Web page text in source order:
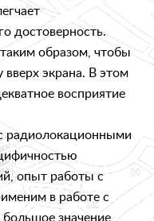
достоверность.
образом, чтобы
экрана. В этом
восприятие
радиолокационными
опыт работы с
в работе с
значение